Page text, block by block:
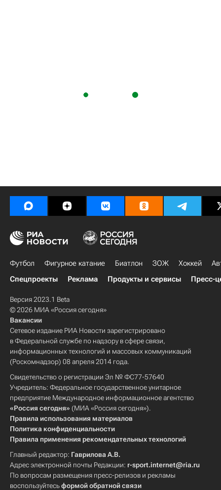
Футбол Фигурное катание Биатлон ЗОЖ Хоккей
Спецпроекты
Реклама Продукты и сервисы Пресс-
Версия 2023.1 Beta
© 2026 МИА «Россия сегодня»
Вакансии
Сетевое издание РИА Новости зарегистрировано
в Федеральной службе по надзору в сфере связи,
информационных технологий и массовых коммуникаций
(Роскомнадзор) 08 апреля 2014 года.
Свидетельство о регистрации Эл № ФС77-57640
Учредитель: Федеральное государственное унитарное
предприятие Международное информационное агентство
«Россия сегодня» (МИА «Россия сегодня»).
Правила использования материалов
Политика конфиденциальности
Правила применения рекомендательных технологий
Главный редактор: Гаврилова А.В.
Адрес электронной почты Редакции: r-sport.internet@ria.ru
По вопросам размещения пресс-релизов и рекламы
воспользуйтесьформой обратной связи